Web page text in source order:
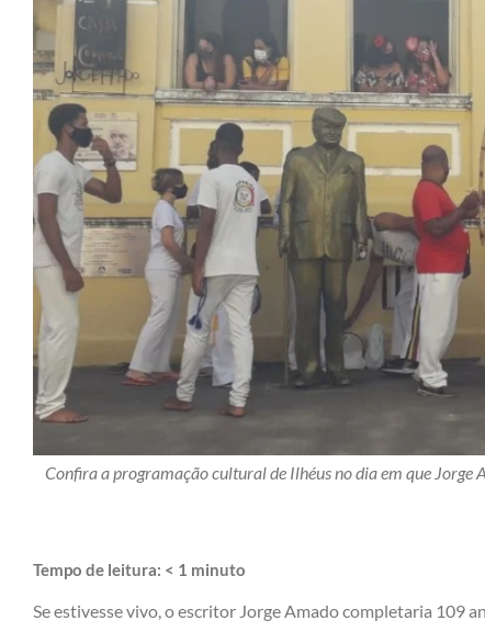
Confira a programação cultural de Ilhéus no dia em que
Tempo de leitura: < 1 minuto
Se estivesse vivo, o escritor Jorge Amado completaria 109